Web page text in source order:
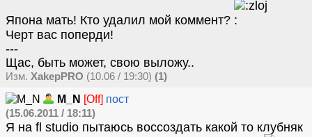
Япона мать! Кто удалил мой коммент?
Черт вас поперди!
---
Щас, быть может, свою выложу..
Изм. XakepPRO (10.06 / 19:30) (1)
M_N [Off] пост
(15.06.2011 / 18:11)
Я на fl studio пытаюсь воссоздать какой то клубняк